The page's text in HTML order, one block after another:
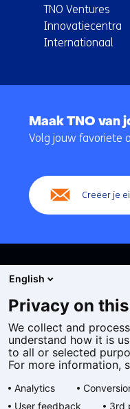
TNO Ventures
Innovatiecentra
Internationaal
Maak TNO van
Volg jouw favoriete
Creëer je
Cookies
Privacy statement
Toegankelijkheid
Algemene
English
Privacy on
We collect and
understand how it is
to all or selected
For more information,
Analytics
User feedback
3rd